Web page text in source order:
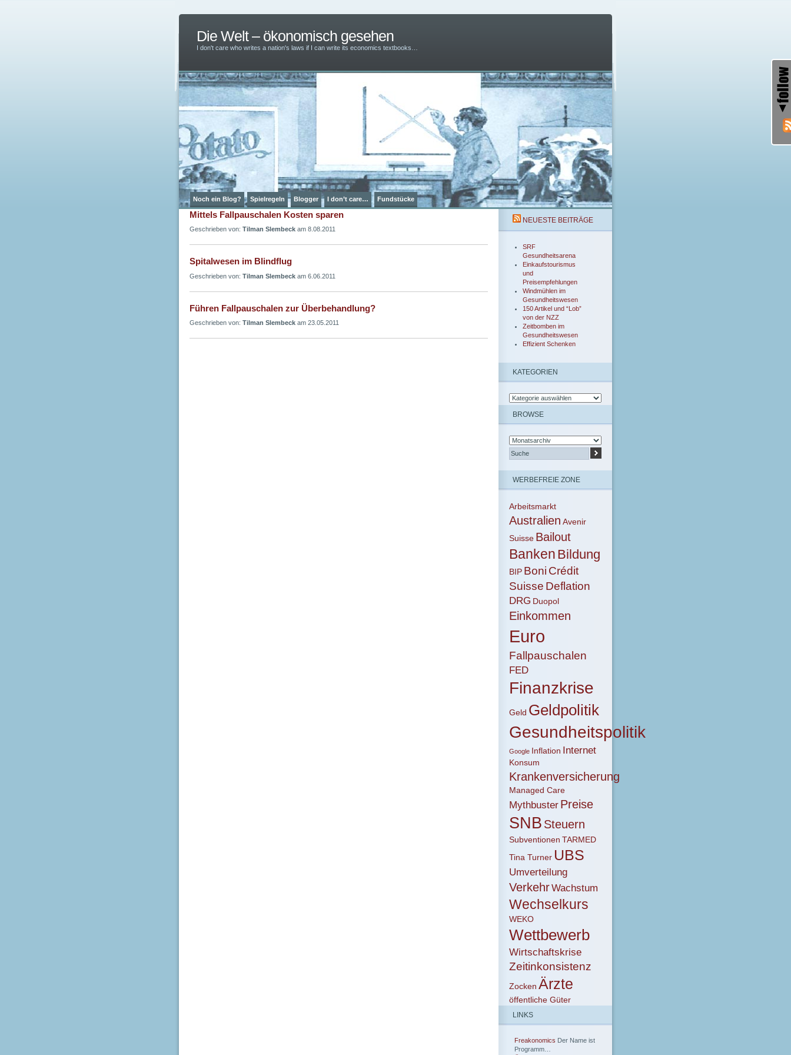
Die Welt – ökonomisch gesehen
I don't care who writes a nation's laws if I can write its economics textbooks…
Noch ein Blog? Spielregeln Blogger I don’t care… Fundstücke
Mittels Fallpauschalen Kosten sparen
Geschrieben von: Tilman Slembeck am 8.08.2011
Spitalwesen im Blindflug
Geschrieben von: Tilman Slembeck am 6.06.2011
Führen Fallpauschalen zur Überbehandlung?
Geschrieben von: Tilman Slembeck am 23.05.2011
NEUESTE BEITRÄGE
SRF
Gesundheitsarena
Einkaufstourismus
und
Preisempfehlungen
Windmühlen im
Gesundheitswesen
150 Artikel und “Lob”
von der NZZ
Zeitbomben im
Gesundheitswesen
Effizient Schenken
KATEGORIEN
BROWSE
WERBEFREIE ZONE
Arbeitsmarkt
Australien Avenir
Suisse Bailout
Banken Bildung
BIP Boni Crédit
Suisse Deflation
DRG Duopol
Einkommen
Euro
Fallpauschalen
FED
Finanzkrise
Geld Geldpolitik
Gesundheitspolitik
Google Inflation Internet
Konsum
Krankenversicherung
Managed Care
Mythbuster Preise
SNB Steuern
Subventionen TARMED
Tina Turner UBS
Umverteilung
VerkehrWachstum
Wechselkurs
WEKO
Wettbewerb
Wirtschaftskrise
Zeitinkonsistenz
Zocken Ärzte
öffentliche Güter
LINKS
Freakonomics Der Name ist
Programm…